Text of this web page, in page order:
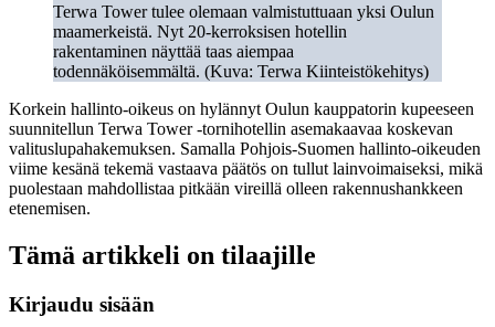
Terwa Tower tulee olemaan valmistuttuaan yksi Oulun
maamerkeistä. Nyt 20-kerroksisen hotellin
rakentaminen näyttää taas aiempaa
todennäköisemmältä. (Kuva: Terwa Kiinteistökehitys)
Korkein hallinto-oikeus on hylännyt Oulun kauppatorin kupeeseen
suunnitellun Terwa Tower -tornihotellin asemakaavaa koskevan
valituslupahakemuksen. Samalla Pohjois-Suomen hallinto-oikeuden
viime kesänä tekemä vastaava päätös on tullut lainvoimaiseksi, mikä
puolestaan mahdollistaa pitkään vireillä olleen rakennushankkeen
etenemisen.
Tämä artikkeli on tilaajille
Kirjaudu sisään